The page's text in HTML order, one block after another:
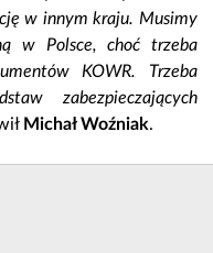
w innym kraju. Musimy
w Polsce, choć trzeba
KOWR. Trzeba
zabezpieczających
Michał Woźniak.